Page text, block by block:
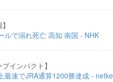
ルで溺れ死亡 高知 南国 - NHK
インパクト】
最速でJRA通算1200勝達成 -